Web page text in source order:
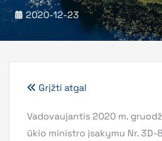
2020-12-23
Grįžti atgal
Vadovaujantis 2020 m.
ūkio ministro įsakymu Nr. 3D-